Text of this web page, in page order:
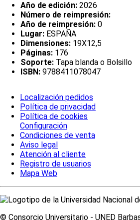
Año de edición: 2026
Número de reimpresión:
Año de reimpresión: 0
Lugar: ESPAÑA
Dimensiones: 19X12,5
Páginas: 176
Soporte: Tapa blanda o Bolsillo
ISBN: 9788411078047
Localización pedidos
Política de privacidad
Política de cookies
Configuración
Condiciones de venta
Aviso legal
Atención al cliente
Registro de usuarios
Mapa Web
© Consorcio Universitario - UNED